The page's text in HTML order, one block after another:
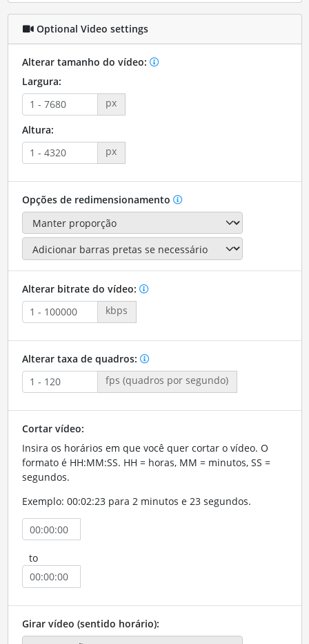
Optional Video settings
Alterar tamanho do vídeo:
Largura:
px
Altura:
px
Opções de redimensionamento
Alterar bitrate do vídeo:
kbps
Alterar taxa de quadros:
fps (quadros por segundo)
Cortar vídeo:
Insira os horários em que você quer cortar o vídeo. O
formato é HH:MM:SS. HH = horas, MM = minutos, SS =
segundos.
Exemplo: 00:02:23 para 2 minutos e 23 segundos.
to
Girar vídeo (sentido horário):